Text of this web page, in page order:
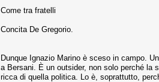
Come tra fratelli
Concita De Gregorio.
Dunque Ignazio Marino è sceso in campo.
a Bersani. È un outsider, non solo perché la
ricca di quella politica. Lo è, soprattutto,